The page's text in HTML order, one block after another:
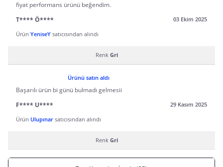
fiyat performans ürünü beğendim.
T**** Ö****
03 Ekim 2025
Ürün YeniseY satıcısından alındı
Renk Gri
Ürünü satın aldı
Başarılı ürün bi günü bulmadı gelmesii
F**** U****
29 Kasım 2025
Ürün Ulupınar satıcısından alındı
Renk Gri